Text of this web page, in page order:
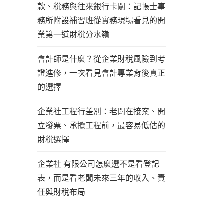
款、稅務與往來銀行卡關：記帳士事
務所附設補習班從實務現場看見的開
業第一道財稅分水嶺
會計師是什麼？從企業財稅風險到考
證進修，一次看見會計專業背後真正
的選擇
企業社工程行差別：老闆在接案、開
立發票、承攬工程前，最容易低估的
財稅選擇
企業社 有限公司怎麼選不是看登記
表，而是看老闆未來三年的收入、責
任與財稅布局